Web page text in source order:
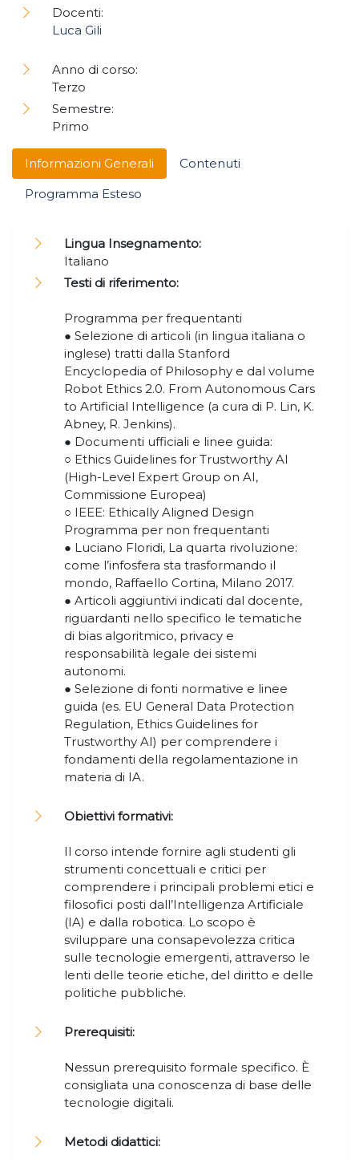
Informazioni Generali
Contenuti
Programma Esteso
Lingua Insegnamento:
Italiano
Testi di riferimento:
Programma per frequentanti
● Selezione di articoli (in lingua italiana o
inglese) tratti dalla Stanford
Encyclopedia of Philosophy e dal volume
Robot Ethics 2.0. From Autonomous Cars
to Artificial Intelligence (a cura di P. Lin, K.
Abney, R. Jenkins).
● Documenti ufficiali e linee guida:
○ Ethics Guidelines for Trustworthy AI
(High-Level Expert Group on AI,
Commissione Europea)
○ IEEE: Ethically Aligned Design
Programma per non frequentanti
● Luciano Floridi, La quarta rivoluzione:
come l’infosfera sta trasformando il
mondo, Raffaello Cortina, Milano 2017.
● Articoli aggiuntivi indicati dal docente,
riguardanti nello specifico le tematiche
di bias algoritmico, privacy e
responsabilità legale dei sistemi
autonomi.
● Selezione di fonti normative e linee
guida (es. EU General Data Protection
Regulation, Ethics Guidelines for
Trustworthy AI) per comprendere i
fondamenti della regolamentazione in
materia di IA.
Obiettivi formativi:
Il corso intende fornire agli studenti gli
strumenti concettuali e critici per
comprendere i principali problemi etici e
filosofici posti dall’Intelligenza Artificiale
(IA) e dalla robotica. Lo scopo è
sviluppare una consapevolezza critica
sulle tecnologie emergenti, attraverso le
lenti delle teorie etiche, del diritto e delle
politiche pubbliche.
Prerequisiti:
Nessun prerequisito formale specifico. È
consigliata una conoscenza di base delle
tecnologie digitali.
Metodi didattici:
Docenti:
Luca Gili
Anno di corso:
Terzo
Semestre:
Primo